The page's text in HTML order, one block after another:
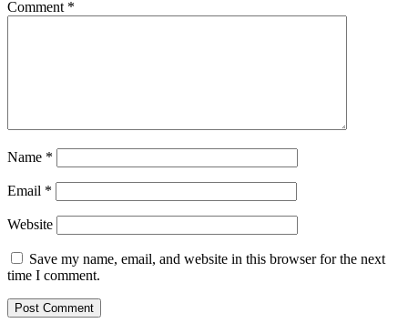
Comment *
Name *
Email *
Website
Save my name, email, and website in this browser for the next
time I comment.